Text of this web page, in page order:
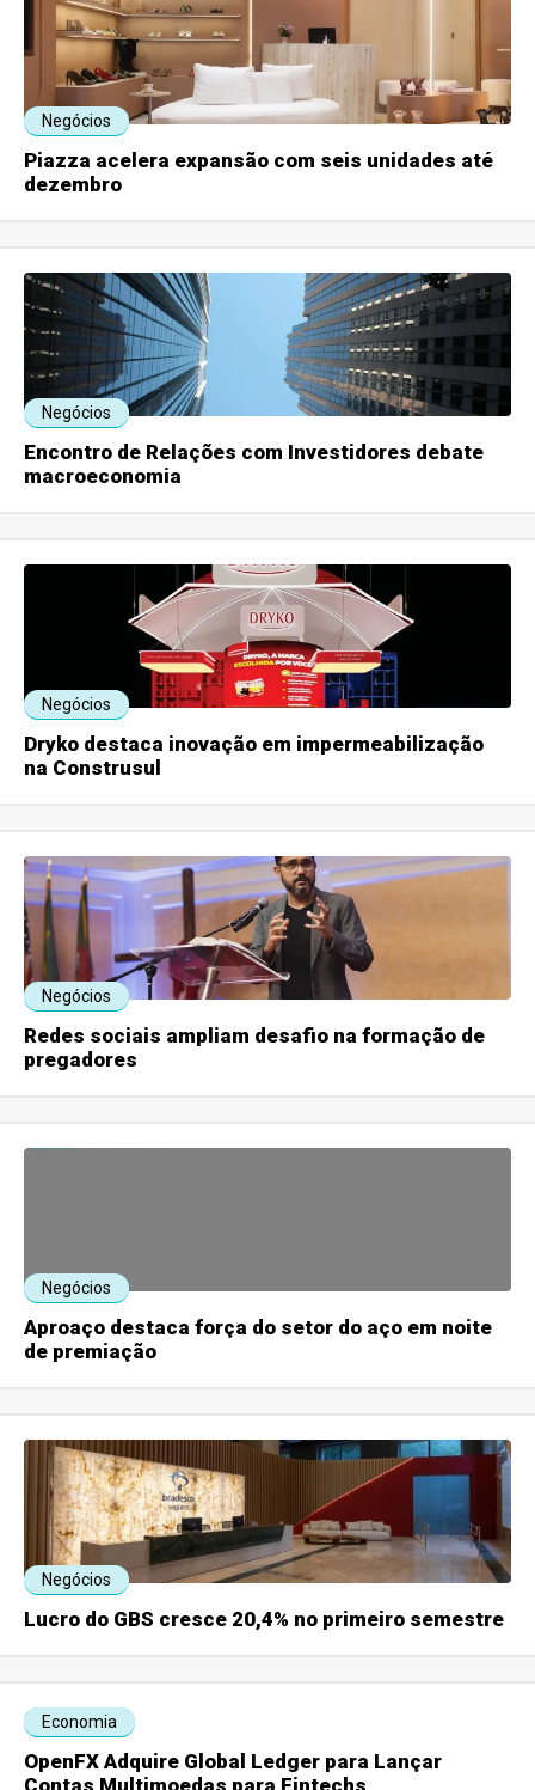
Negócios
Piazza acelera expansão com seis unidades até
dezembro
Negócios
Encontro de Relações com Investidores debate
macroeconomia
Negócios
Dryko destaca inovação em impermeabilização
na Construsul
Negócios
Redes sociais ampliam desafio na formação de
pregadores
Negócios
Aproaço destaca força do setor do aço em noite
de premiação
Negócios
Lucro do GBS cresce 20,4% no primeiro semestre
Economia
OpenFX Adquire Global Ledger para Lançar
Contas Multimoedas para Fintechs